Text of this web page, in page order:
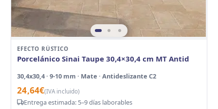
EFECTO RÚSTICO
Porcelánico Sinai Taupe 30,4×30,4 cm MT Antid
30,4x30,4 · 9-10 mm · Mate · Antideslizante C2
24,64€(IVA incluido)
Entrega estimada: 5–9 días laborables